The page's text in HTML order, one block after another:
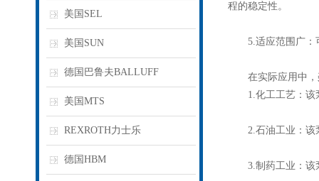
美国SEL
美国SUN
德国巴鲁夫BALLUFF
美国MTS
REXROTH力士乐
德国HBM
程的稳定性。
5.适应范围广：可
在实际应用中，
1.化工工艺：该泵
2.石油工业：该泵
3.制药工业：该泵